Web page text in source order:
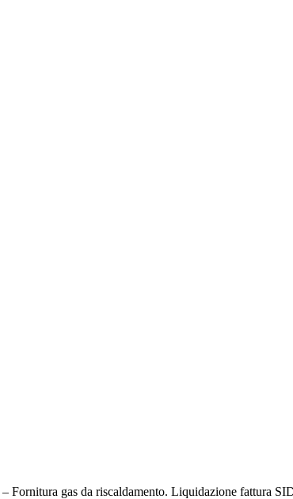
Fornitura gas da riscaldamento. Liquidazione fattura